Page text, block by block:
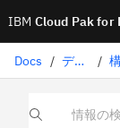
IBM Cloud Pak for
Docs / データの準備 /
情報の検索